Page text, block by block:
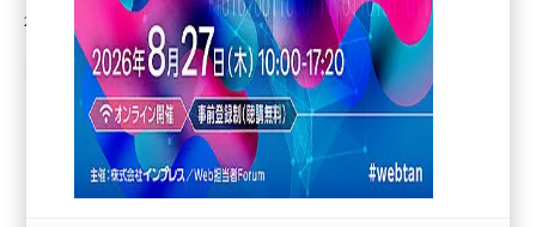
セミナー (2310)
z世代 (1623)
meo (1277)
llmo (1167)
2023年11月14日 7:01